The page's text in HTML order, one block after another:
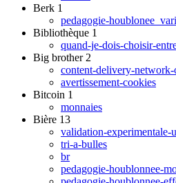
Berk 1
pedagogie-
Bibliothèque 1
quand-je-dois-choisir-
Big brother 2
content-delivery-network-
avertissement-cookies
Bitcoin 1
monnaies
Bière 13
validation-experimentale-
tri-a-bulles
br
pedagogie-houblonnee-